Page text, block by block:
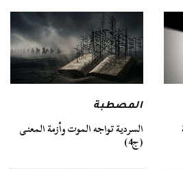
المصطبة
السردية تواجه الموت وأزمة المعنى
(ج4)